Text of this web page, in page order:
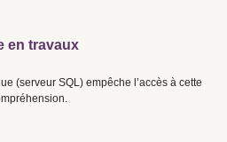
en travaux
(serveur SQL) empêche l’accès à cette